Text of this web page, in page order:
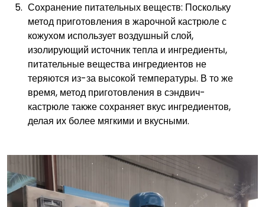
Сохранение питательных веществ: Поскольку
метод приготовления в жарочной кастрюле с
кожухом использует воздушный слой,
изолирующий источник тепла и ингредиенты,
питательные вещества ингредиентов не
теряются из-за высокой температуры. В то же
время, метод приготовления в сэндвич-
кастрюле также сохраняет вкус ингредиентов,
делая их более мягкими и вкусными.